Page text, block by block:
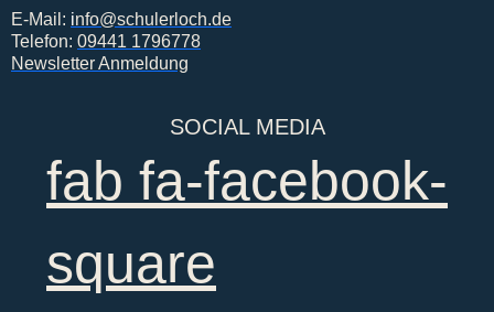
E-Mail: info@schulerloch.de
Telefon: 09441 1796778
Newsletter Anmeldung
SOCIAL MEDIA
fab fa-facebook-
square